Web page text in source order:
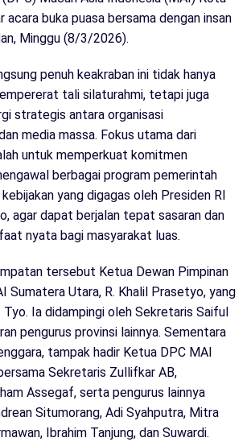
acara buka puasa bersama dengan insan
Minggu (8/3/2026).
penuh keakraban ini tidak hanya
tali silaturahmi, tetapi juga
strategis antara organisasi
media massa. Fokus utama dari
untuk memperkuat komitmen
berbagai program pemerintah
yang digagas oleh Presiden RI
agar dapat berjalan tepat sasaran dan
nyata bagi masyarakat luas.
tersebut Ketua Dewan Pimpinan
Sumatera Utara, R. Khalil Prasetyo, yang
Tyo. Ia didampingi oleh Sekretaris Saiful
pengurus provinsi lainnya. Sementara
tampak hadir Ketua DPC MAI
Sekretaris Zullifkar AB,
Assegaf, serta pengurus lainnya
Situmorang, Adi Syahputra, Mitra
Ibrahim Tanjung, dan Suwardi.